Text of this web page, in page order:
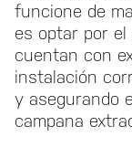
funcione de
es optar por el
cuentan con
instalación
y asegurando
campana